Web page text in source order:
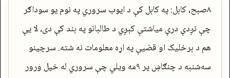
۸صبح، کابل: په کابل کې د ایوب سروري په نوم یو سوداګر
چې نږدې درې میاشتې کېږي د طالبانو په بند کې دی، لا یې
هم د برخلیک او قضیې په اړه معلومات نه شته. سرچینو
سه‌شنبه د چنګاښ پر ۹مه ویلي چې سروري له خپل ورور